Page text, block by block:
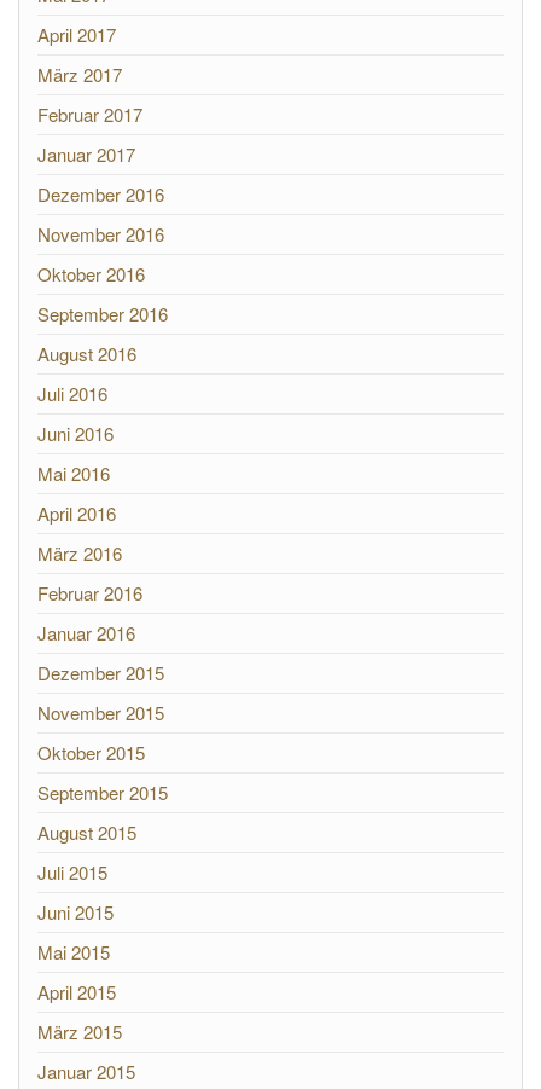
April 2017
März 2017
Februar 2017
Januar 2017
Dezember 2016
November 2016
Oktober 2016
September 2016
August 2016
Juli 2016
Juni 2016
Mai 2016
April 2016
März 2016
Februar 2016
Januar 2016
Dezember 2015
November 2015
Oktober 2015
September 2015
August 2015
Juli 2015
Juni 2015
Mai 2015
April 2015
März 2015
Januar 2015